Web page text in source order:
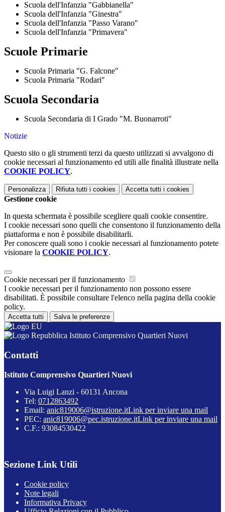
Scuola dell'Infanzia "Gabbianella"
Scuola dell'Infanzia "Ginestra"
Scuola dell'Infanzia "Passo Varano"
Scuola dell'Infanzia "Primavera"
Scuole Primarie
Scuola Primaria "G. Falcone"
Scuola Primaria "Rodari"
Scuola Secondaria
Scuola Secondaria di I Grado "M. Buonarroti"
Notizie
Questo sito o gli strumenti terzi da questo utilizzati si avvalgono di
cookie necessari al funzionamento ed utili alle finalità illustrate nella
COOKIE POLICY.
Personalizza Rifiuta tutti i cookies Accetta tutti i cookies
Gestione cookie
In questa schermata è possibile scegliere quali cookie consentire.
I cookie necessari sono quelli che consentono il funzionamento della
piattaforma e non è possibile disabilitarli.
Per conoscere quali sono i cookie necessari al funzionamento potete
visionare la COOKIE POLICY.
Cookie necessari per il funzionamento
I cookie necessari per il funzionamento non possono essere
disabilitati. È possibile consultare l'elenco nella pagina della cookie
policy.
Accetta tutti Salva le preferenze
Istituto Comprensivo Quartieri Nuovi
Contatti
Istituto Comprensivo Quartieri Nuovi
Via Luigi Lanzi - 60131 Ancona
Tel: 0712863492
Email: anic819006@istruzione.itLink per inviare una mail
PEC: anic819006@pec.istruzione.itLink per inviare una mail
C.F.: 93084530422
Sezione Link Utili
Cookie policy
Note legali
Informativa Privacy